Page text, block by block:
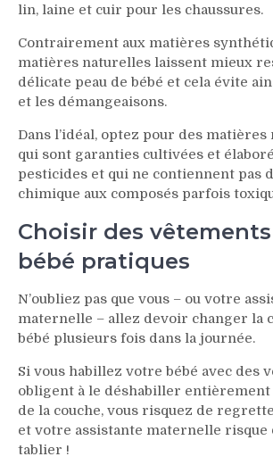
lin, laine et cuir pour les chaussures.
Contrairement aux matières
matières naturelles laissent mieux
délicate peau de bébé et cela évite
et les démangeaisons.
Dans l’idéal, optez pour des
qui sont garanties cultivées et
pesticides et qui ne contiennent pas
chimique aux composés parfois
Choisir des
bébé pratiques
N’oubliez pas que vous – ou votre
maternelle – allez devoir changer la
bébé plusieurs fois dans la journée.
Si vous habillez votre bébé avec des
obligent à le déshabiller entièrement
de la couche, vous risquez de
et votre assistante maternelle risque
tablier !